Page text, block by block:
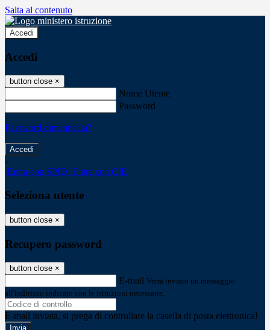
Salta al contenuto
Accedi
Accedi
button close ×
Nome Utente
Password
Password dimenticata?
-
Entra con SPID Entra con CIE
Seleziona utente
button close ×
Recupero password
button close ×
E-mail Verrà inviato un messaggio
all'indirizzo indicato con le istruzioni necessarie.
E-mail inviata, si prega di controllare la casella di posta elettronica!